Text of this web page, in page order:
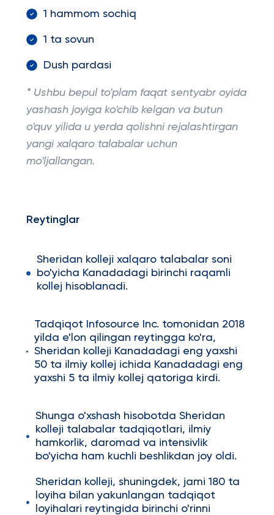
1 hammom sochiq
1 ta sovun
Dush pardasi
* Ushbu bepul to'plam faqat sentyabr oyida
yashash joyiga ko'chib kelgan va butun
o'quv yilida u yerda qolishni rejalashtirgan
yangi xalqaro talabalar uchun
mo'ljallangan.
Reytinglar
Sheridan kolleji xalqaro talabalar soni
bo'yicha Kanadadagi birinchi raqamli
kollej hisoblanadi.
Tadqiqot Infosource Inc. tomonidan 2018
yilda e'lon qilingan reytingga ko'ra,
Sheridan kolleji Kanadadagi eng yaxshi
50 ta ilmiy kollej ichida Kanadadagi eng
yaxshi 5 ta ilmiy kollej qatoriga kirdi.
Shunga o'xshash hisobotda Sheridan
kolleji talabalar tadqiqotlari, ilmiy
hamkorlik, daromad va intensivlik
bo'yicha ham kuchli beshlikdan joy oldi.
Sheridan kolleji, shuningdek, jami 180 ta
loyiha bilan yakunlangan tadqiqot
loyihalari reytingida birinchi o'rinni